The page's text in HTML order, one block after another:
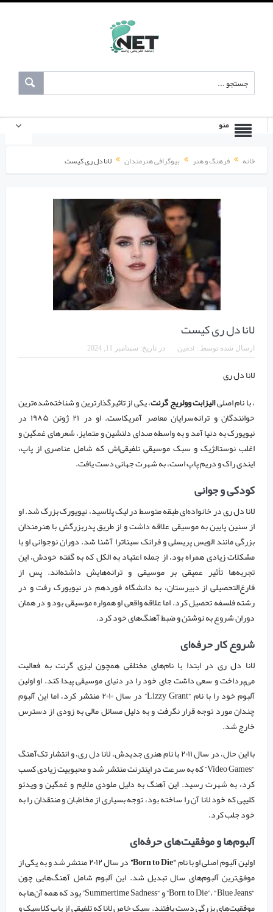
منو
خانه فرهنگ و هنر بیوگرافی هنرمندان لانا دل ری کیست
لانا دل ری کیست
ارسال شده توسط : ادمین در تاریخ: سپتامبر 11, 2024
لانا دل ری
، با نام اصلیالیزابت وولریج گرنت، یکی از تاثیرگذارترین و شناخته‌شده‌ترین
خوانندگان و ترانه‌سرایان معاصر آمریکاست. او در ۲۱ ژوئن ۱۹۸۵ در
نیویورک به دنیا آمد و به واسطه صدای دلنشین و متمایز، شعرهای غمگین و
اغلب نوستالژیک و سبک موسیقی تلفیقی‌اش که شامل عناصری از پاپ،
ایندی راک و دریم پاپ است، به شهرت جهانی دست یافت.
کودکی و جوانی
لانا دل ری در خانواده‌ای طبقه متوسط در لیک پلاسید، نیویورک بزرگ شد. او
از سنین پایین به موسیقی علاقه داشت و از طریق پدربزرگش با هنرمندان
بزرگی مانند الویس پریسلی و فرانک سیناترا آشنا شد. دوران نوجوانی او با
مشکلات زیادی همراه بود، از جمله اعتیاد به الکل که به گفته خودش، این
تجربه‌ها تأثیر عمیقی بر موسیقی و ترانه‌هایش داشته‌اند. پس از
فارغ‌التحصیلی از دبیرستان، به دانشگاه فوردهم در نیویورک رفت و در
رشته فلسفه تحصیل کرد. اما علاقه واقعی او همواره موسیقی بود و در همان
دوران شروع به نوشتن و ضبط آهنگ‌های خود کرد.
شروع کار حرفه‌ای
لانا دل ری در ابتدا با نام‌های مختلفی همچون لیزی گرنت به فعالیت
می‌پرداخت و سعی داشت جای خود را در دنیای موسیقی پیدا کند. او اولین
آلبوم خود را با نام “Lizzy Grant” در سال ۲۰۱۰ منتشر کرد، اما این آلبوم
چندان مورد توجه قرار نگرفت و به دلیل مسائل مالی به زودی از دسترس
خارج شد.
با این حال، در سال ۲۰۱۱ با نام هنری جدیدش، لانا دل ری، و انتشار تک‌آهنگ
“Video Games” که به سرعت در اینترنت منتشر شد و محبوبیت زیادی کسب
کرد، به شهرت رسید. این آهنگ به دلیل ملودی ملایم و غمگین و ویدئو
کلیپی که خود لانا آن را ساخته بود، توجه بسیاری از مخاطبان و منتقدان را به
خود جلب کرد.
آلبوم‌ها و موفقیت‌های حرفه‌ای
اولین آلبوم اصلی او با نام“Born to Die”
در سال ۲۰۱۲ منتشر شد و به یکی از
موفق‌ترین آلبوم‌های سال تبدیل شد. این آلبوم شامل آهنگ‌هایی چون
“Born to Die”، “Blue Jeans” و “Summertime Sadness” بود که همه آن‌ها به
موفقیت‌های بزرگی دست یافتند. سبک خاص لانا که تلفیقی از پاپ کلاسیک و